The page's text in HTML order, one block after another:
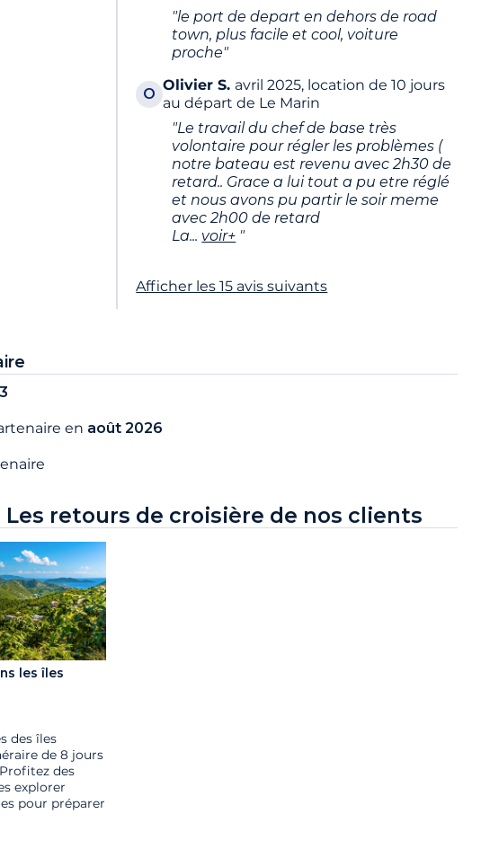
"le port de depart en dehors de road
town, plus facile et cool, voiture
proche"
O
OlivierS. avril 2025, location de 10 jours
au départ de Le Marin
"Le travail du chef de base très
volontaire pour régler les problèmes (
notre bateau est revenu avec 2h30 de
retard.. Grace a lui tout a pu etre réglé
et nous avons pu partir le soir meme
avec 2h00 de retard
La... voir+ "
Afficher les 15 avis suivants
en août 2026
Les retours de croisière de nos clients
les îles
des îles
de 8 jours
des
explorer
pour préparer